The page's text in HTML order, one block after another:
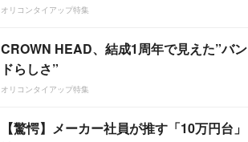
オリコンタイアップ特集
CROWN HEAD、結成1周年で見えた”バン
ドらしさ”
オリコンタイアップ特集
【驚愕】メーカー社員が推す「10万円台」